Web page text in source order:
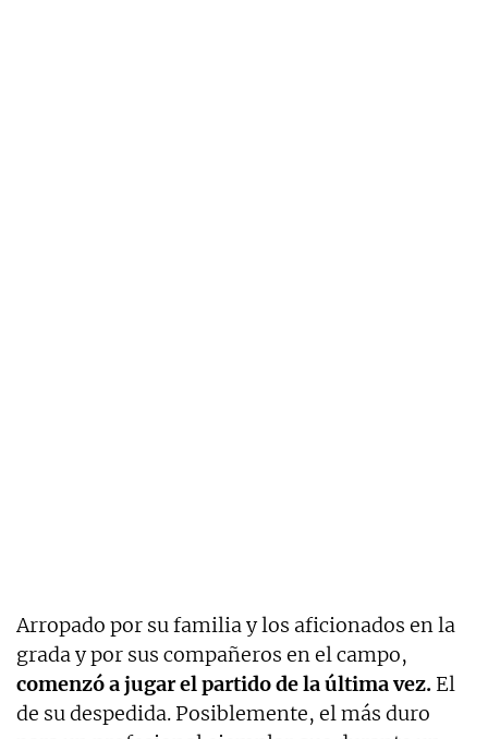
Arropado por su familia y los aficionados en la
grada y por sus compañeros en el campo,
comenzó a jugar el partido de la última vez. El
de su despedida. Posiblemente, el más duro